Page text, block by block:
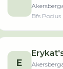
Bfs
E